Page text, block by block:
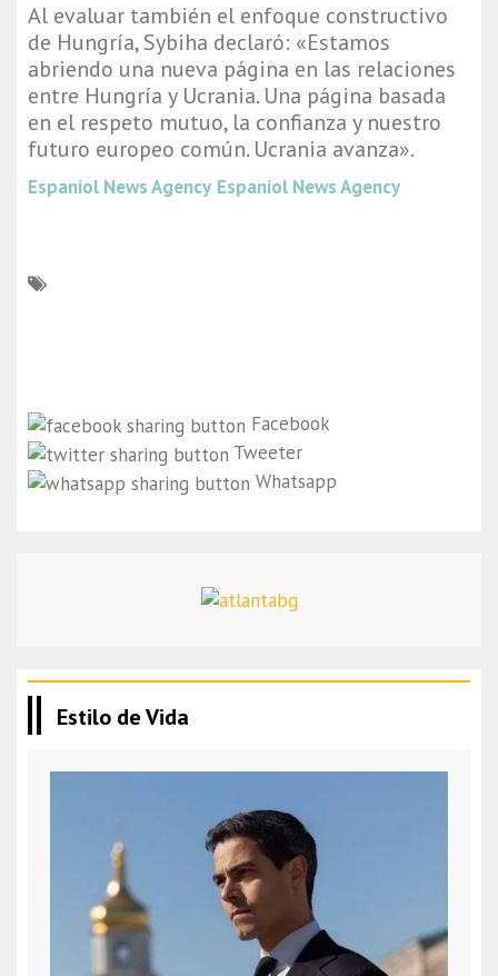
Al evaluar también el enfoque constructivo
de Hungría, Sybiha declaró: «Estamos
abriendo una nueva página en las relaciones
entre Hungría y Ucrania. Una página basada
en el respeto mutuo, la confianza y nuestro
futuro europeo común. Ucrania avanza».
Espaniol News Agency Espaniol News Agency
Facebook
Tweeter
Whatsapp
Estilo de Vida